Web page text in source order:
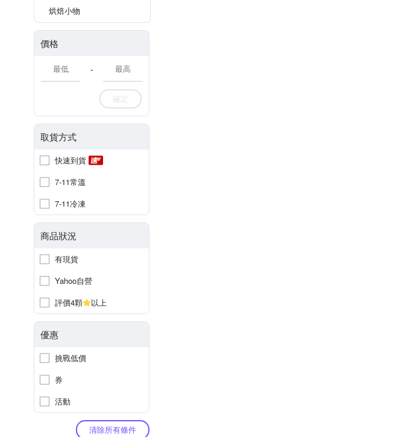
烘焙小物
價格
-
確定
取貨方式
快速到貨
7-11常溫
7-11冷凍
商品狀況
有現貨
Yahoo自營
評價4顆
以上
優惠
挑戰低價
券
活動
清除所有條件